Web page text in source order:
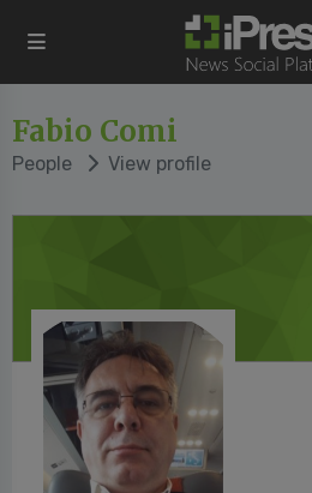
Fabio Comi
People View profile